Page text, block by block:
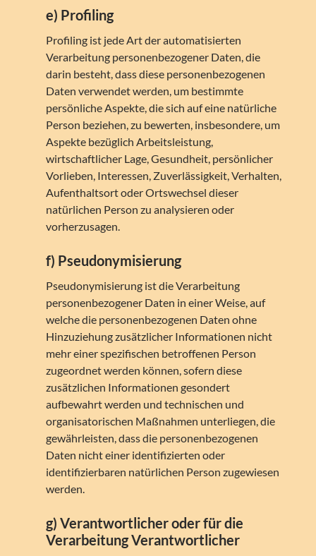
e) Profiling
Profiling ist jede Art der automatisierten
Verarbeitung personenbezogener Daten, die
darin besteht, dass diese personenbezogenen
Daten verwendet werden, um bestimmte
persönliche Aspekte, die sich auf eine natürliche
Person beziehen, zu bewerten, insbesondere, um
Aspekte bezüglich Arbeitsleistung,
wirtschaftlicher Lage, Gesundheit, persönlicher
Vorlieben, Interessen, Zuverlässigkeit, Verhalten,
Aufenthaltsort oder Ortswechsel dieser
natürlichen Person zu analysieren oder
vorherzusagen.
f) Pseudonymisierung
Pseudonymisierung ist die Verarbeitung
personenbezogener Daten in einer Weise, auf
welche die personenbezogenen Daten ohne
Hinzuziehung zusätzlicher Informationen nicht
mehr einer spezifischen betroffenen Person
zugeordnet werden können, sofern diese
zusätzlichen Informationen gesondert
aufbewahrt werden und technischen und
organisatorischen Maßnahmen unterliegen, die
gewährleisten, dass die personenbezogenen
Daten nicht einer identifizierten oder
identifizierbaren natürlichen Person zugewiesen
werden.
g) Verantwortlicher oder für die
Verarbeitung Verantwortlicher